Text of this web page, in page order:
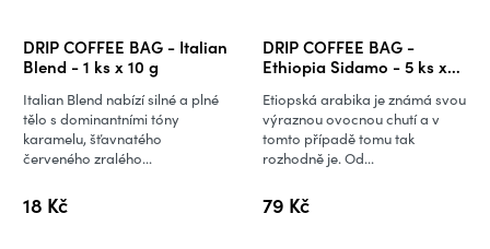
DRIP COFFEE BAG - Italian
Blend - 1 ks x 10 g
18 Kč
Italian Blend nabízí silné a plné
tělo s dominantními tóny
karamelu, šťavnatého
červeného zralého...
DRIP COFFEE BAG -
Ethiopia Sidamo - 5 ks x
79 Kč
Etiopská arabika je známá svou
výraznou ovocnou chutí a v
tomto případě tomu tak
rozhodně je. Od...